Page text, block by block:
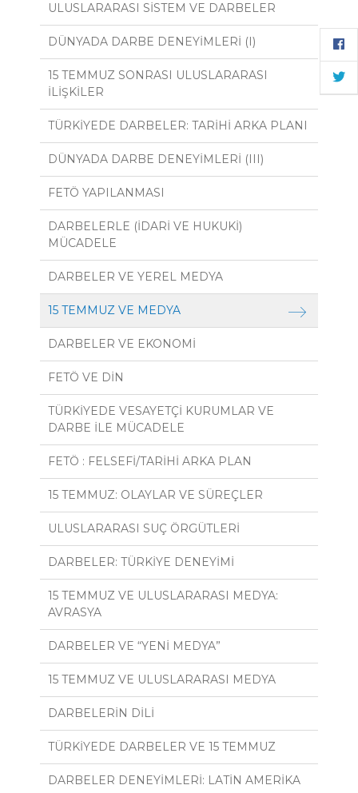
ULUSLARARASI SİSTEM VE DARBELER
DÜNYADA DARBE DENEYİMLERİ (I)
15 TEMMUZ SONRASI ULUSLARARASI
İLİŞKİLER
TÜRKİYEDE DARBELER: TARİHİ ARKA PLANI
DÜNYADA DARBE DENEYİMLERİ (III)
FETÖ YAPILANMASI
DARBELERLE (İDARİ VE HUKUKİ)
MÜCADELE
DARBELER VE YEREL MEDYA
15 TEMMUZ VE MEDYA
DARBELER VE EKONOMİ
FETÖ VE DİN
TÜRKİYEDE VESAYETÇİ KURUMLAR VE
DARBE İLE MÜCADELE
FETÖ : FELSEFİ/TARİHİ ARKA PLAN
15 TEMMUZ: OLAYLAR VE SÜREÇLER
ULUSLARARASI SUÇ ÖRGÜTLERİ
DARBELER: TÜRKİYE DENEYİMİ
15 TEMMUZ VE ULUSLARARASI MEDYA:
AVRASYA
DARBELER VE “YENİ MEDYA”
15 TEMMUZ VE ULUSLARARASI MEDYA
DARBELERİN DİLİ
TÜRKİYEDE DARBELER VE 15 TEMMUZ
DARBELER DENEYİMLERİ: LATİN AMERİKA